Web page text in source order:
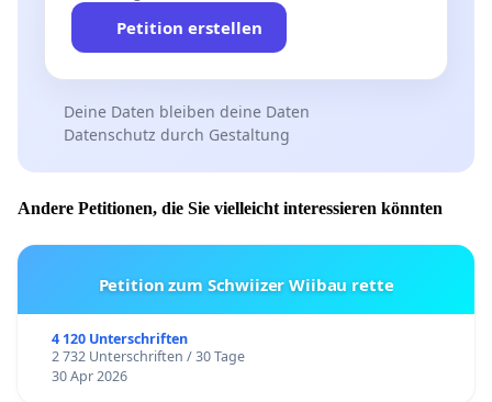
Petition erstellen
Deine Daten bleiben deine Daten
Datenschutz durch Gestaltung
Andere Petitionen, die Sie vielleicht interessieren könnten
Petition zum Schwiizer Wiibau rette
4 120 Unterschriften
2 732 Unterschriften / 30 Tage
30 Apr 2026